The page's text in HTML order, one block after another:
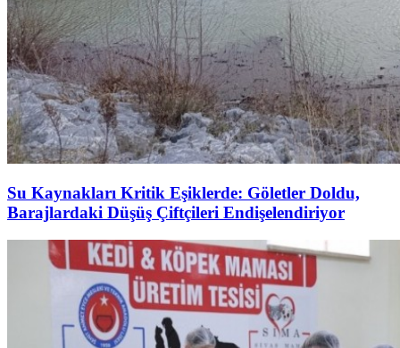
Su Kaynakları Kritik Eşiklerde: Göletler Doldu,
Barajlardaki Düşüş Çiftçileri Endişelendiriyor